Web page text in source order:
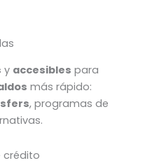
y accesibles para
más rápido:
, programas de
crédito